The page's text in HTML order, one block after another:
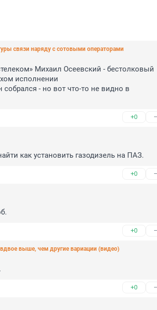
связи наряду с сотовыми операторами
Михаил Осеевский - бестолковый
исполнении
+0
как установить газодизель на ПАЗ.
+0
+0
выше, чем другие вариации (видео)
+0